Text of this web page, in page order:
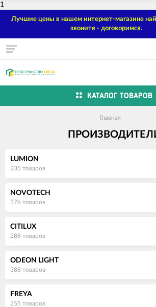
1
Лучшие цены в нашем интернет-магазине
звоните - договоримся.
КАТАЛОГ ТОВАРОВ
Главная
LUMION
235 товаров
NOVOTECH
376 товаров
CITILUX
288 товаров
ODEON LIGHT
388 товаров
FREYA
255 товаров